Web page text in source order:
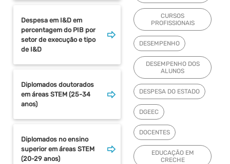
Despesa em I&D em
percentagem do PIB por
setor de execução e tipo
de I&D
Diplomados doutorados
em áreas STEM (25-34
anos)
Diplomados no ensino
superior em áreas STEM
(20-29 anos)
CURSOS
PROFISSIONAIS
DESEMPENHO
DESEMPENHO DOS
ALUNOS
DESPESA DO ESTADO
DGEEC
DOCENTES
EDUCAÇÃO EM
CRECHE